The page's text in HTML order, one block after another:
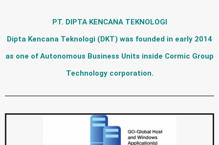
PT. DIPTA KENCANA TEKNOLOGI
Dipta Kencana Teknologi (DKT) was founded in early 2014
as one of Autonomous Business Units inside Cormic Group
Technology corporation.